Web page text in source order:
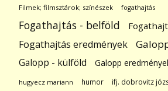
Filmek; filmsztárok; színészek fogathajtás
Fogathajtás - belföld
Fogathajtás eredmények
Galopp - külföld Galopp
hugyecz mariann humor ifj. dobrovitz